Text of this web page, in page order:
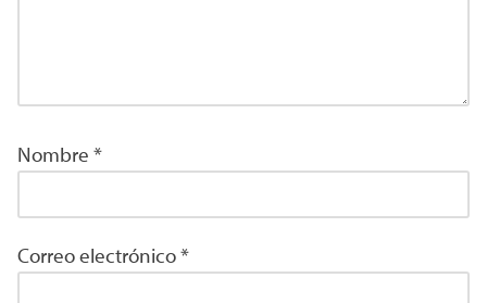
Nombre *
Correo electrónico*